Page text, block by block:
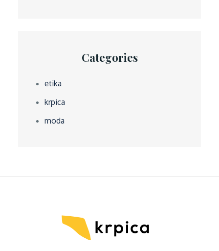
Categories
etika
krpica
moda